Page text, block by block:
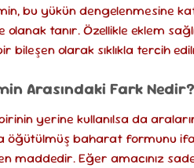
bu yükün dengelenmesine
tanır. Özellikle eklem
bileşen olarak sıklıkla tercih
Arasındaki Fark Nedir?
yerine kullanılsa da
öğütülmüş baharat formunu
maddedir. Eğer amacınız